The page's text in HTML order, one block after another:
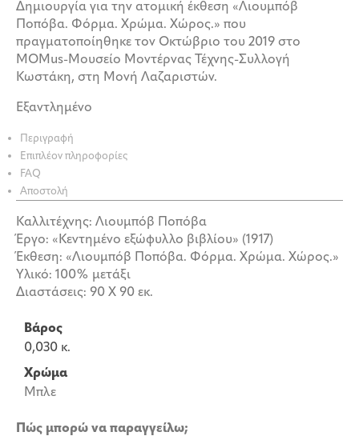
Δημιουργία για την ατομική έκθεση «Λιουμπόβ
Ποπόβα. Φόρμα. Χρώμα. Χώρος.» που
πραγματοποίηθηκε τον Οκτώβριο του 2019 στο
MOMus-Μουσείο Μοντέρνας Τέχνης-Συλλογή
Κωστάκη, στη Μονή Λαζαριστών.
Εξαντλημένο
Περιγραφή
Επιπλέον πληροφορίες
FAQ
Αποστολή
Καλλιτέχνης: Λιουμπόβ Ποπόβα
Έργο: «Κεντημένο εξώφυλλο βιβλίου» (1917)
Έκθεση: «Λιουμπόβ Ποπόβα. Φόρμα. Χρώμα. Χώρος.»
Υλικό: 100% μετάξι
Διαστάσεις: 90 Χ 90 εκ.
Βάρος
0,030 κ.
Χρώμα
Μπλε
Πώς μπορώ να παραγγείλω;